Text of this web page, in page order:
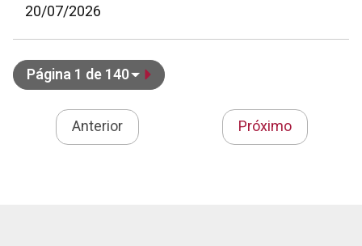
20/07/2026
Página 1 de 140
Anterior Próximo